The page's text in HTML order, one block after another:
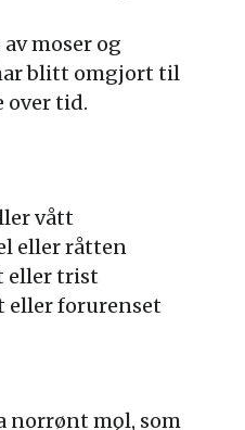
moser og
blitt omgjort til
over tid.
vått
eller råtten
eller trist
forurenset
norrønt mǫl, som